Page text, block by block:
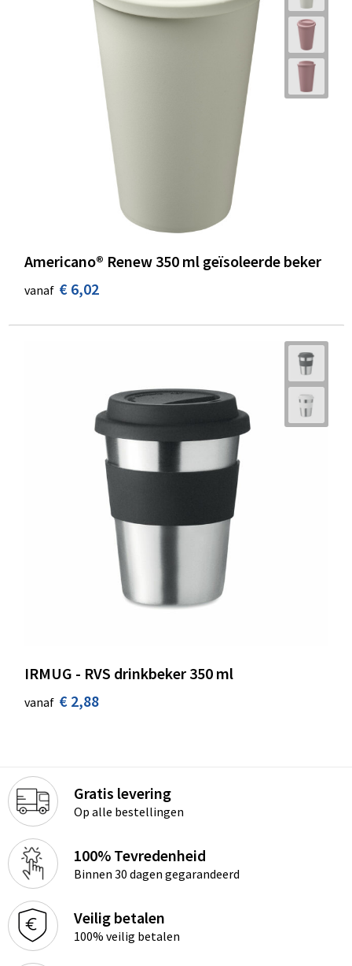
Americano®­­ Renew 350 ml geïsoleerde beker
vanaf € 6,02
IRMUG - RVS drinkbeker 350 ml
vanaf € 2,88
Gratis levering
Op alle bestellingen
100% Tevredenheid
Binnen 30 dagen gegarandeerd
Veilig betalen
100% veilig betalen